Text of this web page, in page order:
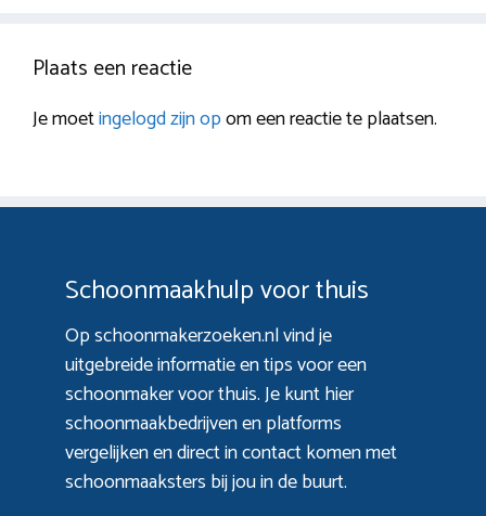
Plaats een reactie
Je moetingelogd zijn opom een reactie te plaatsen.
Schoonmaakhulp voor thuis
Op schoonmakerzoeken.nl vind je
uitgebreide informatie en tips voor een
schoonmaker voor thuis. Je kunt hier
schoonmaakbedrijven en platforms
vergelijken en direct in contact komen met
schoonmaaksters bij jou in de buurt.